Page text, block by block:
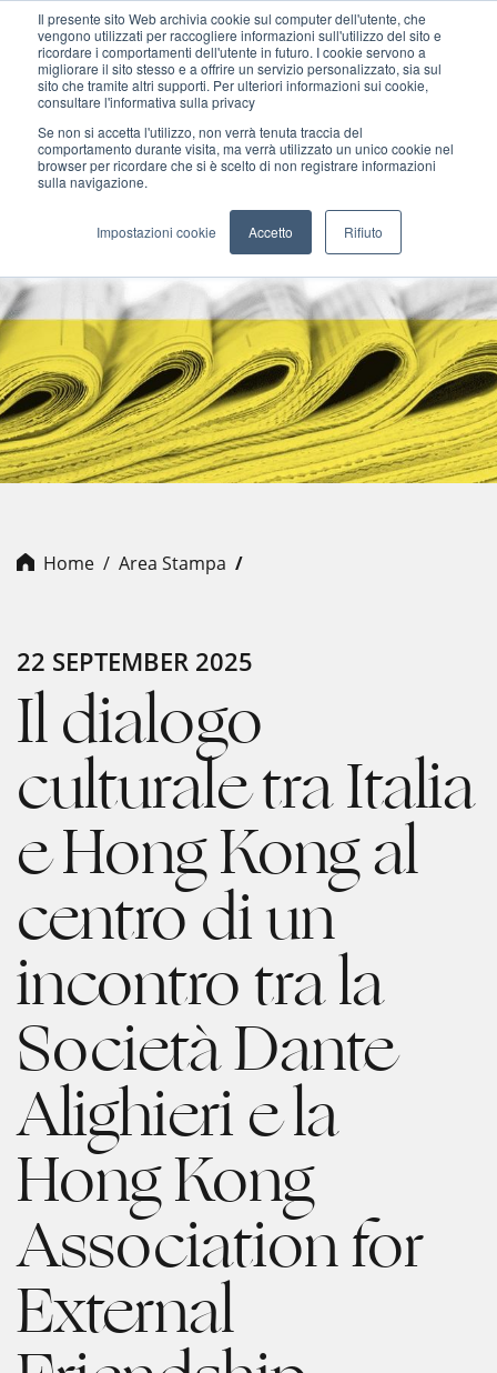
Il presente sito Web archivia cookie sul computer dell'utente, che
vengono utilizzati per raccogliere informazioni sull'utilizzo del sito e
ricordare i comportamenti dell'utente in futuro. I cookie servono a
migliorare il sito stesso e a offrire un servizio personalizzato, sia sul
sito che tramite altri supporti. Per ulteriori informazioni sui cookie,
consultare l'informativa sulla privacy
Se non si accetta l'utilizzo, non verrà tenuta traccia del
comportamento durante visita, ma verrà utilizzato un unico cookie nel
browser per ricordare che si è scelto di non registrare informazioni
sulla navigazione.
Impostazioni cookie Accetto Rifiuto
MENU
Home Area Stampa
22 SEPTEMBER 2025
Il dialogo
culturale tra Italia
e Hong Kong al
centro di un
incontro tra la
Società Dante
Alighieri e la
Hong Kong
Association for
External